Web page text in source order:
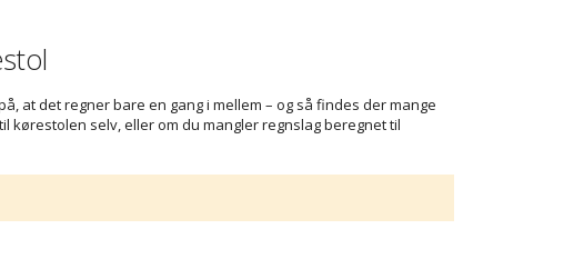
at det regner bare en gang i mellem – og så findes der mange
kørestolen selv, eller om du mangler regnslag beregnet til